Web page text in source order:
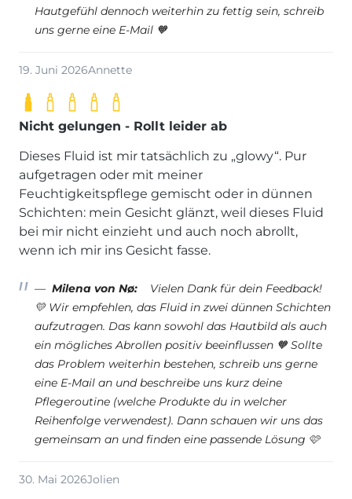
Hautgefühl dennoch weiterhin zu fettig sein, schreib
uns gerne eine E-Mail 🧡
19. Juni 2026Annette
Nicht gelungen - Rollt leider ab
Dieses Fluid ist mir tatsächlich zu „glowy“. Pur
aufgetragen oder mit meiner
Feuchtigkeitspflege gemischt oder in dünnen
Schichten: mein Gesicht glänzt, weil dieses Fluid
bei mir nicht einzieht und auch noch abrollt,
wenn ich mir ins Gesicht fasse.
Milena von Nø:
Vielen Dank für dein Feedback!
💛 Wir empfehlen, das Fluid in zwei dünnen Schichten
aufzutragen. Das kann sowohl das Hautbild als auch
ein mögliches Abrollen positiv beeinflussen 🧡 Sollte
das Problem weiterhin bestehen, schreib uns gerne
eine E-Mail an und beschreibe uns kurz deine
Pflegeroutine (welche Produkte du in welcher
Reihenfolge verwendest). Dann schauen wir uns das
gemeinsam an und finden eine passende Lösung 🩷
30. Mai 2026Jolien